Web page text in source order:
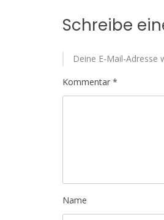
Schreibe
Deine E-Mail-Adresse
Kommentar *
Name